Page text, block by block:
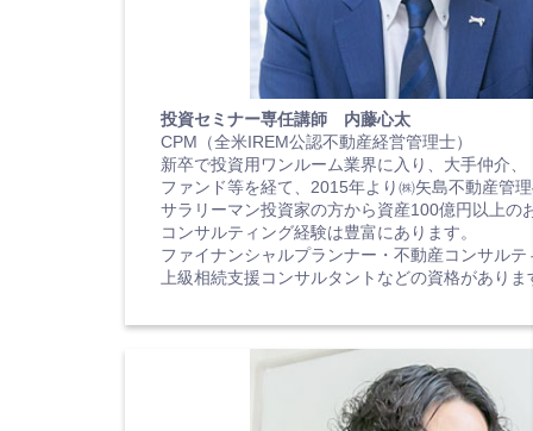
投資セミナー専任講師 内藤心太
CPM（全米IREM公認不動産経営管理士）
新卒で投資用ワンルーム業界に入り、大手仲介、
ファンド等を経て、2015年より㈱矢島不動産管
サラリーマン投資家の方から資産100億円以上の
コンサルティング経験は豊富にあります。
ファイナンシャルプランナー・不動産コンサルテ
上級相続支援コンサルタントなどの資格がありま